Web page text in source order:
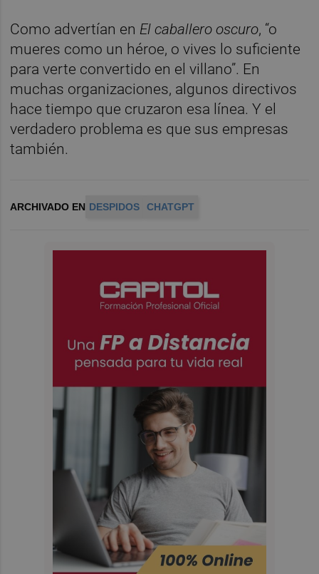
Como advertían en El caballero oscuro, “o
mueres como un héroe, o vives lo suficiente
para verte convertido en el villano”. En
muchas organizaciones, algunos directivos
hace tiempo que cruzaron esa línea. Y el
verdadero problema es que sus empresas
también.
ARCHIVADO EN DESPIDOS CHATGPT